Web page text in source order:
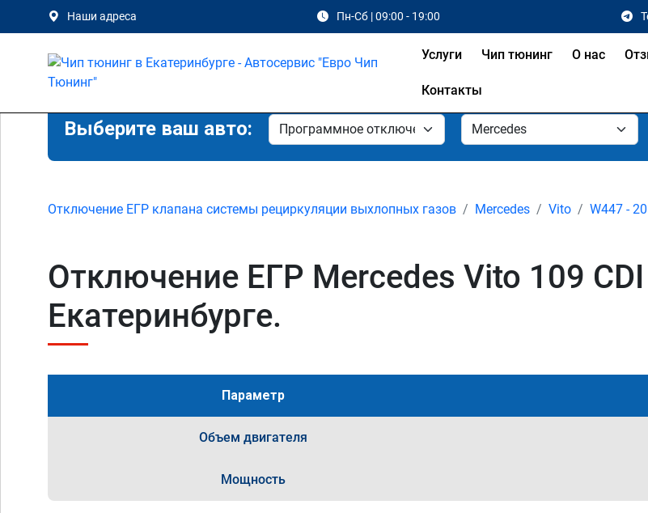
Наши адреса Пн-Сб | 09:00 - 19:00
Услуги Чип тюнинг О нас
Контакты
Выберите ваш авто:
Отключение ЕГР клапана системы рециркуляции выхлопных газов Mercedes Vito W447 -
Отключение ЕГР Mercedes Vito 109
Екатеринбурге.
Параметр
Объем двигателя
Мощность